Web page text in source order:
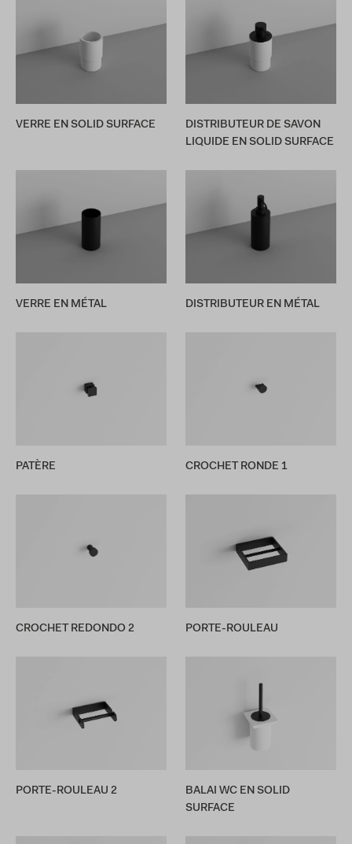
VERRE EN SOLID SURFACE
DISTRIBUTEUR DE SAVON
LIQUIDE EN SOLID SURFACE
VERRE EN MÉTAL DISTRIBUTEUR EN MÉTAL
PATÈRE CROCHET RONDE 1
CROCHET REDONDO 2 PORTE-ROULEAU
PORTE-ROULEAU 2
BALAI WC EN SOLID
SURFACE